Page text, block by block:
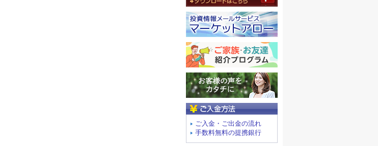
ご入金・ご出金の流れ
手数料無料の提携銀行